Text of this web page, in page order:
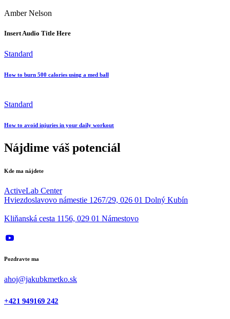
Amber Nelson
Insert Audio Title Here
Standard
How to burn 500 calories using a med ball
Standard
How to avoid injuries in your daily workout
Nájdime váš potenciál
Kde ma nájdete
ActiveLab Center
Hviezdoslavovo námestie 1267/29, 026 01 Dolný Kubín
Kliňanská cesta 1156, 029 01 Námestovo
Pozdravte ma
ahoj@jakubkmetko.sk
+421 949169 242